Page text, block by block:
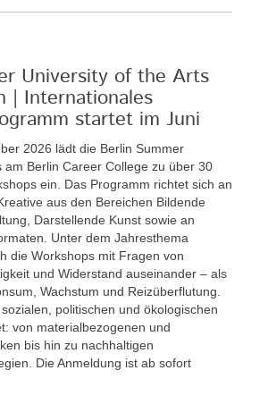
University of the Arts
| Internationales
startet im Juni
2026 lädt die Berlin Summer
am Berlin Career College zu über 30
ein. Das Programm richtet sich an
aus den Bereichen Bildende
Darstellende Kunst sowie an
Unter dem Jahresthema
die Workshops mit Fragen von
und Widerstand auseinander – als
Wachstum und Reizüberflutung.
politischen und ökologischen
von materialbezogenen und
bis hin zu nachhaltigen
Die Anmeldung ist ab sofort